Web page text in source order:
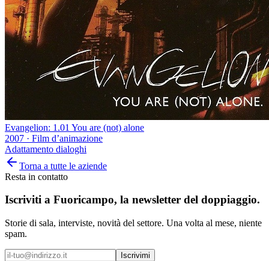
Evangelion: 1.01 You are (not) alone
2007 · Film d’animazione
Adattamento dialoghi
Torna a tutte le aziende
Resta in contatto
Iscriviti a Fuoricampo, la newsletter del doppiaggio.
Storie di sala, interviste, novità del settore. Una volta al mese, niente
spam.
Iscrivimi